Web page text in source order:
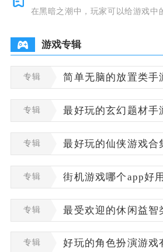
在黑暗之潮中，玩家可以给游戏中
游戏专辑
专辑 简单无脑的放置类手
专辑 最好玩的玄幻题材手
专辑 最好玩的仙侠游戏合
专辑 街机游戏哪个app好用
专辑 最受欢迎的休闲益智
专辑 好玩的角色扮演游戏